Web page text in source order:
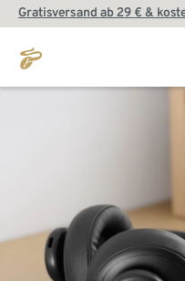
Gratisversand ab 29 € &